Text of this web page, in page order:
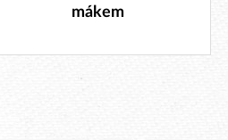
mákem